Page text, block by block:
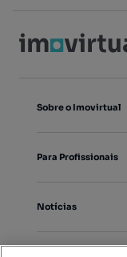
Sobre o Imovirtual
Para Profissionais
Notícias